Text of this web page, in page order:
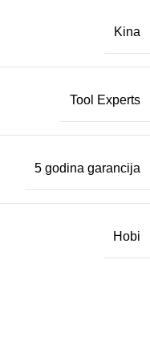
Kina
Tool Experts
5 godina garancija
Hobi